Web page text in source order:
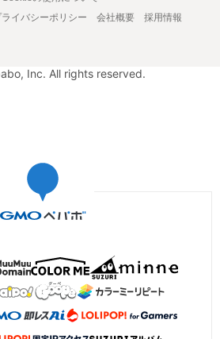
ライバシーポリシー 会社概要
採用情報
Inc. All rights reserved.